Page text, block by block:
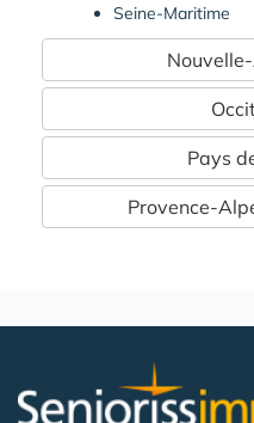
Seine-Maritime
Pays
Provence-